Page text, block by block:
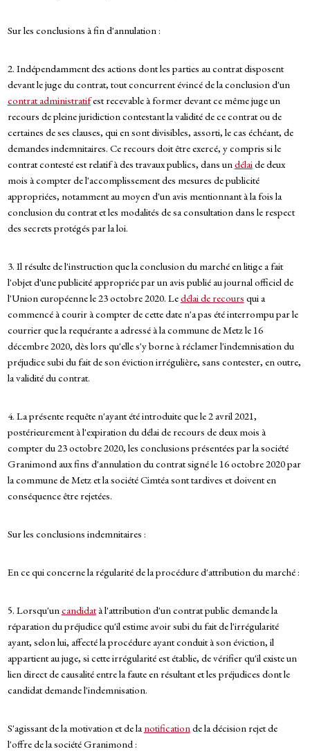
Sur les conclusions à fin d'annulation :
2. Indépendamment des actions dont les parties au contrat disposent
devant le juge du contrat, tout concurrent évincé de la conclusion d'un
contrat administratifest recevable à former devant ce même juge un
recours de pleine juridiction contestant la validité de ce contrat ou de
certaines de ses clauses, qui en sont divisibles, assorti, le cas échéant, de
demandes indemnitaires. Ce recours doit être exercé, y compris si le
contrat contesté est relatif à des travaux publics, dans undélaide deux
mois à compter de l'accomplissement des mesures de publicité
appropriées, notamment au moyen d'un avis mentionnant à la fois la
conclusion du contrat et les modalités de sa consultation dans le respect
des secrets protégés par la loi.
3. Il résulte de l'instruction que la conclusion du marché en litige a fait
l'objet d'une publicité appropriée par un avis publié au journal officiel de
l'Union européenne le 23 octobre 2020. Ledélai de recours qui a
commencé à courir à compter de cette date n'a pas été interrompu par le
courrier que la requérante a adressé à la commune de Metz le 16
décembre 2020, dès lors qu'elle s'y borne à réclamer l'indemnisation du
préjudice subi du fait de son éviction irrégulière, sans contester, en outre,
la validité du contrat.
4. La présente requête n'ayant été introduite que le 2 avril 2021,
postérieurement à l'expiration du délai de recours de deux mois à
compter du 23 octobre 2020, les conclusions présentées par la société
Granimond aux fins d'annulation du contrat signé le 16 octobre 2020 par
la commune de Metz et la société Cimtéa sont tardives et doivent en
conséquence être rejetées.
Sur les conclusions indemnitaires :
En ce qui concerne la régularité de la procédure d'attribution du marché :
5. Lorsqu'uncandidatà l'attribution d'un contrat public demande la
réparation du préjudice qu'il estime avoir subi du fait de l'irrégularité
ayant, selon lui, affecté la procédure ayant conduit à son éviction, il
appartient au juge, si cette irrégularité est établie, de vérifier qu'il existe un
lien direct de causalité entre la faute en résultant et les préjudices dont le
candidat demande l'indemnisation.
S'agissant de la motivation et de lanotificationde la décision rejet de
l'offre de la société Granimond :